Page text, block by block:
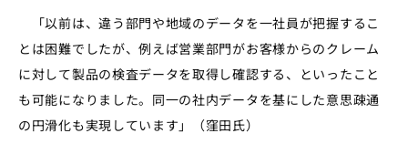
「以前は、違う部門や地域のデータを一社員が把握するこ
とは困難でしたが、例えば営業部門がお客様からのクレーム
に対して製品の検査データを取得し確認する、といったこと
も可能になりました。同一の社内データを基にした意思疎通
の円滑化も実現しています」（窪田氏）